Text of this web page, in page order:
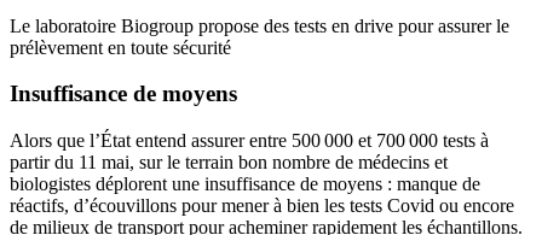
Le laboratoire Biogroup propose des tests en drive pour assurer le
prélèvement en toute sécurité
Insuffisance de moyens
Alors que l’État entend assurer entre 500 000 et 700 000 tests à
partir du 11 mai, sur le terrain bon nombre de médecins et
biologistes déplorent une insuffisance de moyens : manque de
réactifs, d’écouvillons pour mener à bien les tests Covid ou encore
de milieux de transport pour acheminer rapidement les échantillons.